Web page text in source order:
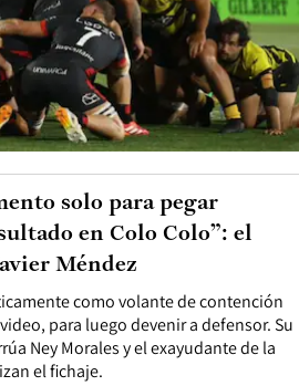
como volante de contención
para luego devenir a defensor. Su
Ney Morales y el exayudante de la
el fichaje.
solo para pegar
en Colo Colo”: el
Méndez